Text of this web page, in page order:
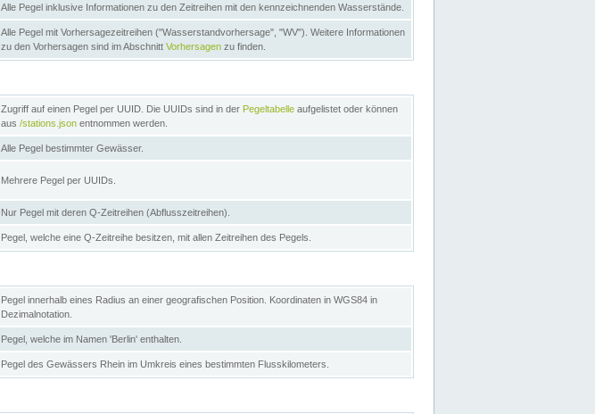
Alle Pegel inklusive Informationen zu den Zeitreihen mit den kennzeichnenden Wasserstände.
Alle Pegel mit Vorhersagezeitreihen ("Wasserstandvorhersage", "WV"). Weitere Informationen
zu den Vorhersagen sind im Abschnitt Vorhersagen zu finden.
Zugriff auf einen Pegel per UUID. Die UUIDs sind in der Pegeltabelle aufgelistet oder können
aus /stations.json entnommen werden.
Alle Pegel bestimmter Gewässer.
Mehrere Pegel per UUIDs.
Nur Pegel mit deren Q-Zeitreihen (Abflusszeitreihen).
Pegel, welche eine Q-Zeitreihe besitzen, mit allen Zeitreihen des Pegels.
Pegel innerhalb eines Radius an einer geografischen Position. Koordinaten in WGS84 in
Dezimalnotation.
Pegel, welche im Namen 'Berlin' enthalten.
Pegel des Gewässers Rhein im Umkreis eines bestimmten Flusskilometers.